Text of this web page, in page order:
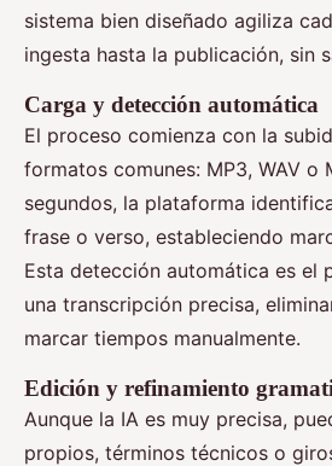
sistema bien diseñado agiliza
ingesta hasta la publicación, sin
Carga y detección automática
El proceso comienza con la
formatos comunes: MP3, WAV o
segundos, la plataforma
frase o verso, estableciendo
Esta detección automática es el
una transcripción precisa,
marcar tiempos manualmente.
Edición y refinamiento
Aunque la IA es muy precisa,
propios, términos técnicos o